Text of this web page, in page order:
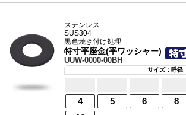
ステンレス
SUS304
黒色焼き付け処理
特寸平座金(平ワッシャー)
UUW-0000-00BH
サイズ：呼径
4
5 6 8